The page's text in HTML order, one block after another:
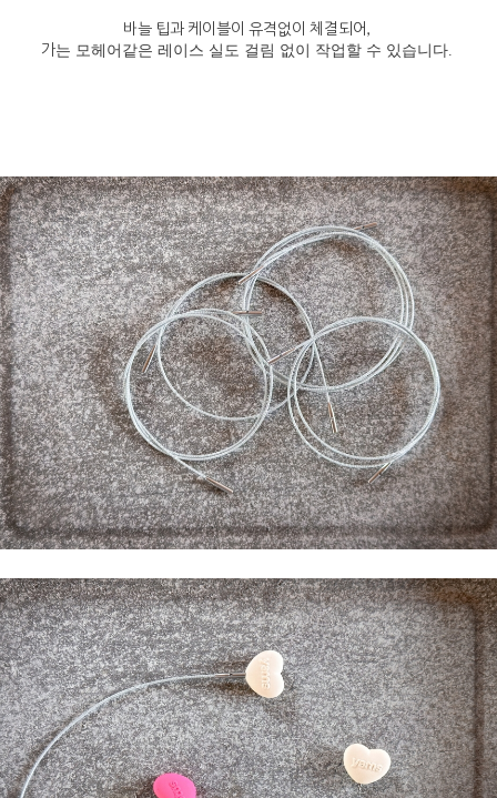
바늘 팁과 케이블이 유격없이 체결되어,
가는 모헤어같은 레이스 실도 걸림 없이 작업할 수 있습니다.